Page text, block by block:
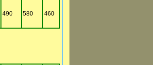
490 580 460